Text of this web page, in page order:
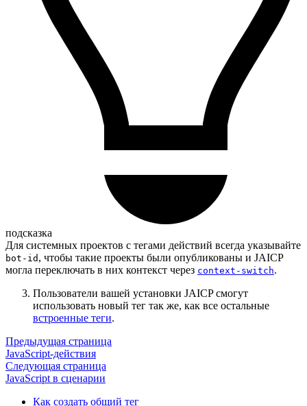
подсказка
Для системных проектов с тегами действий всегда указывайте
bot-id , чтобы такие проекты были опубликованы и JAICP
могла переключать в них контекст через context-switch.
Пользователи вашей установки JAICP смогут
использовать новый тег так же, как все остальные
встроенные теги.
Предыдущая страница
JavaScript-действия
Следующая страница
JavaScript в сценарии
Как создать общий тег